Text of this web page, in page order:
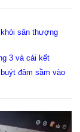
sân thượng
3 và cái kết
đâm sầm vào